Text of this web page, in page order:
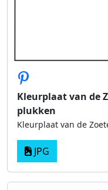
Kleurplaat van de
plukken
Kleurplaat van de
JPG